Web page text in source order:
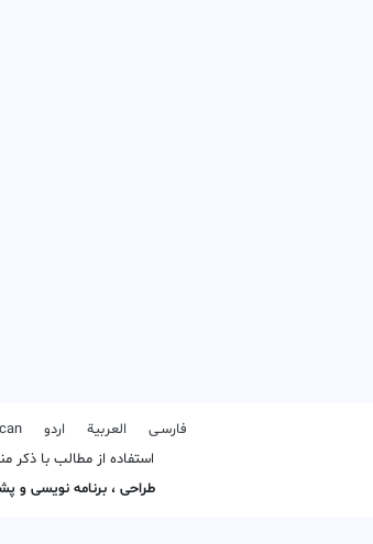
فارسـی العربیة اردو
استفاده از مطالب با ذکر
طراحی ، برنامه نویسی و